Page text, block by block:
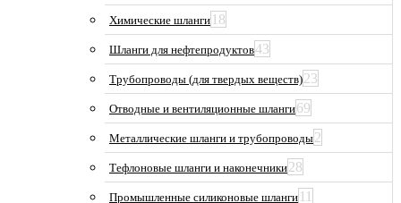
Химические шланги 18
Шланги для нефтепродуктов43
Трубопроводы (для твердых веществ)23
Отводные и вентиляционные шланги69
Металлические шланги и трубопроводы2
Тефлоновые шланги и наконечники28
Промышленные силиконовые шланги 11